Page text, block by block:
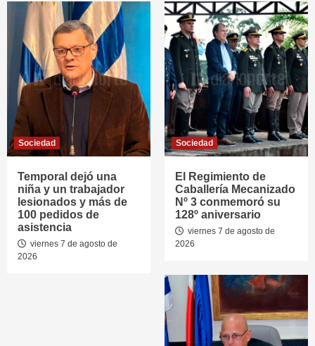
Sociedad
Temporal dejó una
niña y un trabajador
lesionados y más de
100 pedidos de
asistencia
viernes 7 de agosto de
2026
Sociedad
El Regimiento de
Caballería Mecanizado
Nº 3 conmemoró su
128º aniversario
viernes 7 de agosto de
2026